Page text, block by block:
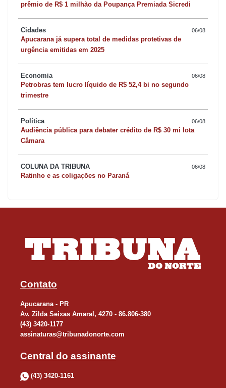
prêmio de R$ 1 milhão da Poupança Premiada Sicredi
Cidades 06/08
Apucarana já supera total de medidas protetivas de
urgência emitidas em 2025
Economia 06/08
Petrobras tem lucro líquido de R$ 52,4 bi no segundo
trimestre
Política 06/08
Audiência pública para debater crédito de R$ 30 mi lota
Câmara
COLUNA DA TRIBUNA 06/08
Ratinho e as coligações no Paraná
Contato
Apucarana - PR
Av. Zilda Seixas Amaral, 4270 - 86.806-380
(43) 3420-1177
assinaturas@tribunadonorte.com
Central do assinante
(43) 3420-1161